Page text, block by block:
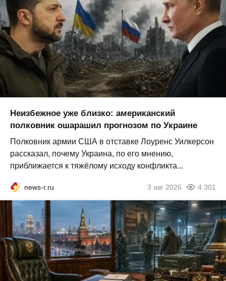
Неизбежное уже близко: американский
полковник ошарашил прогнозом по Украине
Полковник армии США в отставке Лоуренс Уилкерсон
рассказал, почему Украина, по его мнению,
приближается к тяжёлому исходу конфликта...
news-r.ru 3 авг 2026 4 301